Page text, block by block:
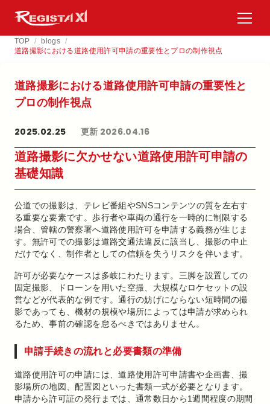
TOP / blogs /
道路撮影における道路使用許可申請の重要性とプロの制作視点
道路撮影に​おける​道路使用許可申請の​重要性と​
プロの​制作視点
2025.02.25 更新 2026.04.16
道路撮影に欠かせない道路使用許可申請の
基礎知識
公道での撮影は、テレビ番組やSNSコンテンツの質を左右す
る重要な要素です。歩行者や車両の通行を一時的に制限する
場合、管轄の警察署へ道路使用許可を申請する義務が生じま
す。無許可での撮影は道路交通法違反に該当し、撮影の中止
だけでなく、制作者としての信頼を失うリスクを伴います。
許可が必要なケースは多岐にわたります。三脚を設置しての
固定撮影、ドローンを用いた空撮、大規模なロケセットの設
営などが代表的な例です。通行の妨げにならない短時間の撮
影であっても、機材の規模や場所によっては申請が求められ
るため、事前の確認を怠るべきではありません。
申請手続きの流れと必要書類の準備
道路使用許可の申請には、道路使用許可申請書や企画書、撮
影場所の地図、配置図といった書類一式が必要となります。
申請から許可証の発行までは、通常数日から1週間程度の期間